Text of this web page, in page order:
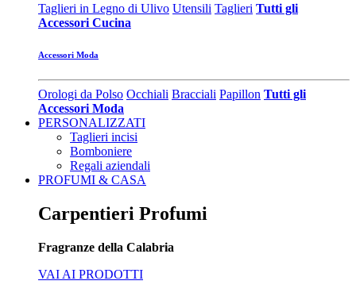
Taglieri in Legno di Ulivo Utensili Taglieri Tutti gli
Accessori Cucina
Accessori Moda
Orologi da Polso Occhiali Bracciali Papillon Tutti gli
Accessori Moda
PERSONALIZZATI
Taglieri incisi
Bomboniere
Regali aziendali
PROFUMI & CASA
Carpentieri Profumi
Fragranze della Calabria
VAI AI PRODOTTI